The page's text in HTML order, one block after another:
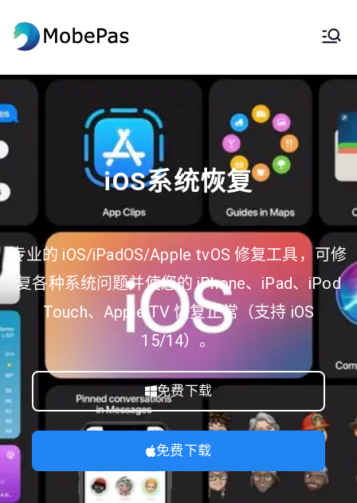
MobePas 位置更改器、Android 数
iOS系统恢复
专业的 iOS/iPadOS/Apple tvOS 修复工具，可修
复各种系统问题并使您的 iPhone、iPad、iPod
Touch、Apple TV 恢复正常（支持 iOS
15/14）。
免费下载
免费下载